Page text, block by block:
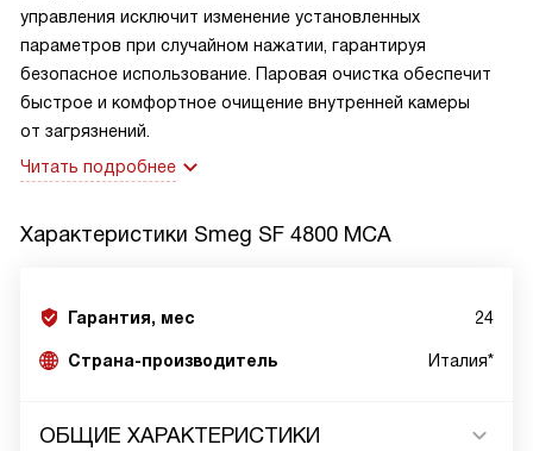
управления исключит изменение установленных
параметров при случайном нажатии, гарантируя
безопасное использование. Паровая очистка обеспечит
быстрое и комфортное очищение внутренней камеры
от загрязнений.
Читать подробнее
Характеристики Smeg SF 4800 MCA
Гарантия, мес 24
Страна-производитель Италия*
ОБЩИЕ ХАРАКТЕРИСТИКИ